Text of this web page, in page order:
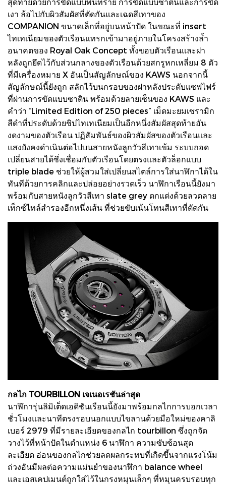
เงา ล้อไปกับผิวสัมผัสที่ตัดกันและเฉดสีเทาของ
COMPANION ขนาดเล็กที่อยู่บนหน้าปัด ในขณะที่ insert
ไทเทเนียมของตัวเรือนแทรกเข้ามาอยู่ภายในโครงสร้างล้ำ
อนาคตของ Royal Oak Concept ทั้งขอบตัวเรือนและฝา
หลังถูกยึดไว้กับส่วนกลางของตัวเรือนด้วยสกรูหกเหลี่ยม 8 ตัว
ที่มีเครื่องหมาย X อันเป็นสัญลักษณ์ของ KAWS นอกจากนี้
สัญลักษณ์นี้ยังถูก สลักไว้บนกรอบของฝาหลังประดับแซฟไฟร์
ที่ผ่านการขัดแบบซาติน พร้อมด้วยลายเซ็นของ KAWS และ
คําว่า “Limited Edition of 250 pieces” เม็ดมะยมเซรามิก
สีดําที่ประดับด้วยชิปไทเทเนียมเป็นอีกหนึ่งสัมผัสสุดท้ายอัน
งดงามของตัวเรือน ปฏิสัมพันธ์ของผิวสัมผัสของตัวเรือนและ
แสงยังคงดําเนินต่อไปบนสายหนังลูกวัวสีเทาเข้ม ระบบถอด
เปลี่ยนสายได้ซึ่งเชื่อมกับตัวเรือนโดยตรงและตัวล็อกแบบ
triple blade ช่วยให้ผู้สวมใส่เปลี่ยนสไตล์การใส่นาฬิกาได้ใน
ทันทีด้วยการคลิกและปล่อยอย่างรวดเร็ว นาฬิกาเรือนนี้ยังมา
พร้อมกับสายหนังลูกวัวสีเทา slate grey ตกแต่งด้วยลวดลาย
เท็กซ์ไทล์สํารองอีกหนึ่งเส้น ที่ช่วยขับเน้นโทนสีเทาที่ตัดกัน
กลไก TOURBILLON เจเนอเรชันล่าสุด
นาฬิการุ่นลิมิเต็ดเอดิชันเรือนนี้ยังมาพร้อมกลไกการบอกเวลา
ชั่วโมงและนาทีตรงรอบนอกแบบไขลานด้วยมือใหม่ของคาลิ
เบอร์ 2979 ที่มีรายละเอียดของกลไก tourbillon ซึ่งถูกจัด
วางไว้ที่หน้าปัดในตําแหน่ง 6 นาฬิกา ความซับซ้อนสุด
ละเอียด อ่อนของกลไกช่วยลดผลกระทบที่เกิดขึ้นจากแรงโน้ม
ถ่วงอันมีผลต่อความแม่นยําของนาฬิกา balance wheel
และเอสเคปเมนต์ถูกใส่ไว้ในกรงหมุนเล็กๆ ที่หมุนครบรอบทุก